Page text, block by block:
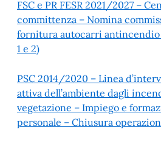
FSC e PR FESR 2021/2027 –
committenza – Nomina
fornitura autocarri antincendio
1 e 2)
PSC 2014/2020 – Linea
attiva dell’ambiente dagli
vegetazione – Impiego e
personale – Chiusura